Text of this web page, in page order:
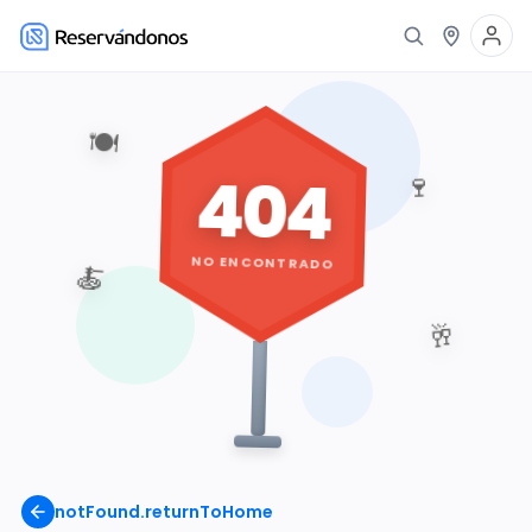
notFound.returnToHome
🍽️
🍷
🥂
🍝
404
NO ENCONTRADO